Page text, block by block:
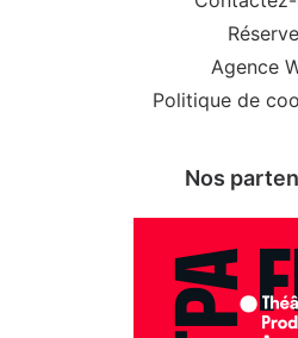
Agence
Politique de
Nos